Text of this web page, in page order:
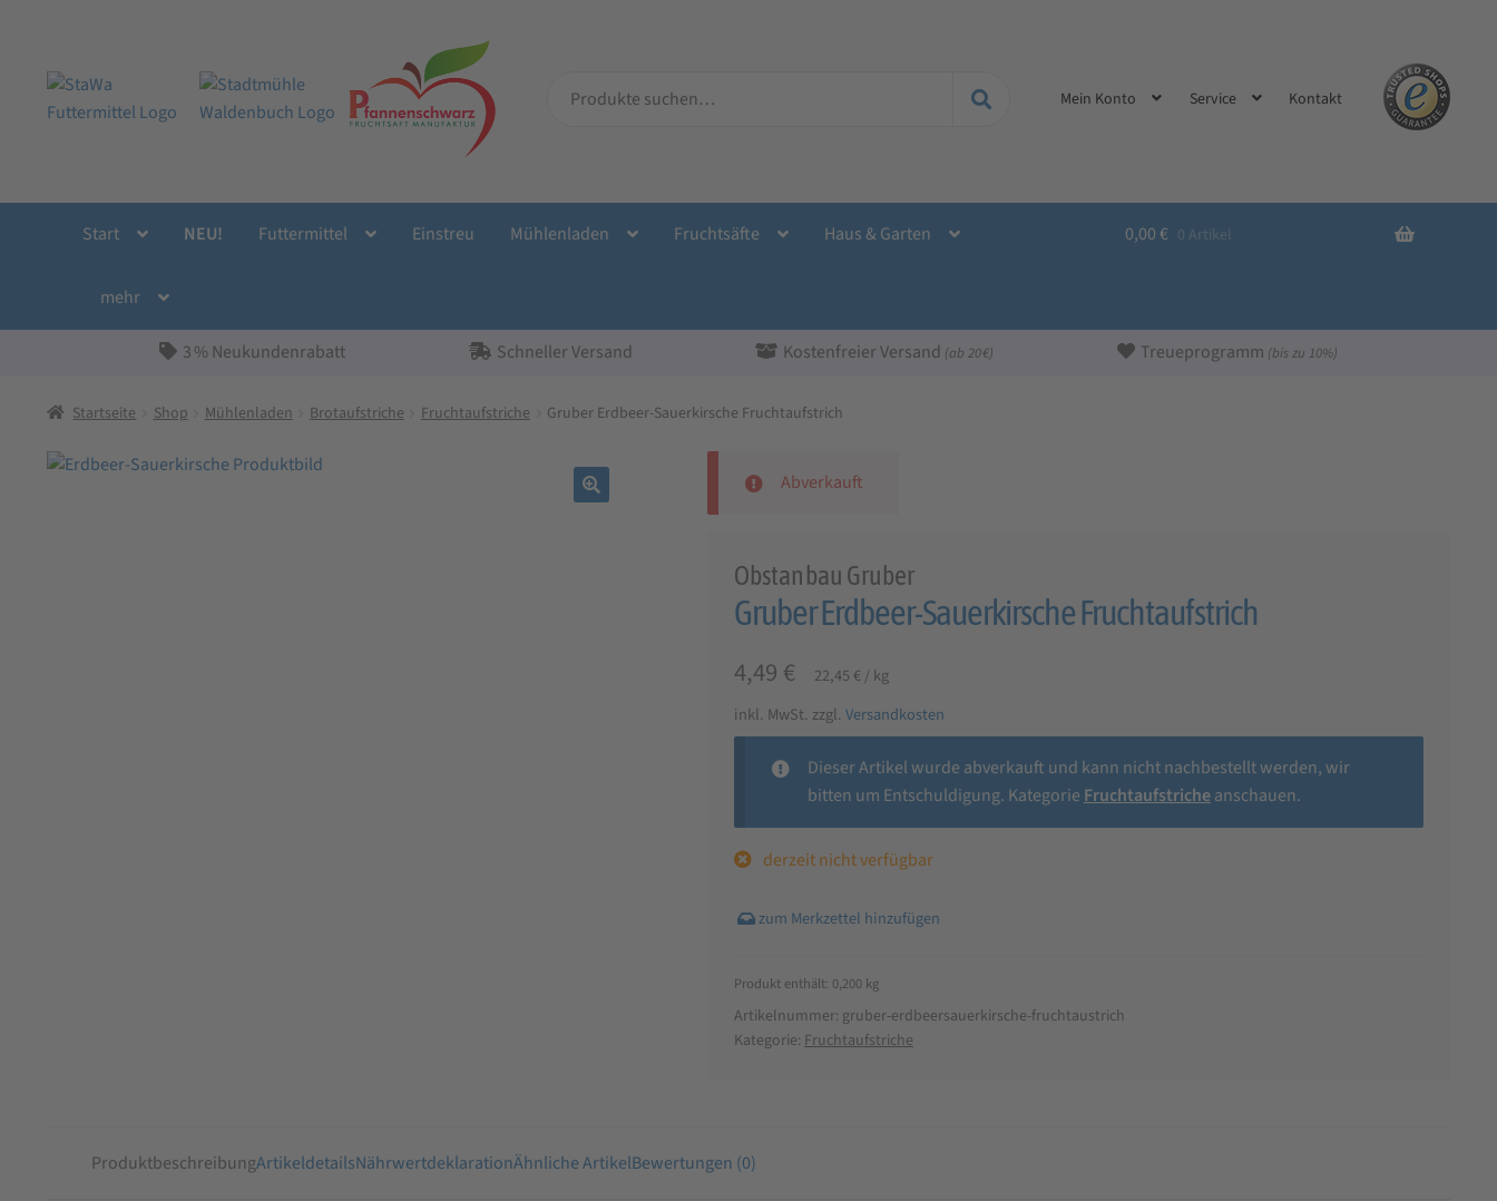
Navigation
springen
Inhalt
springen
nach:
Mein Konto Service Kontakt
Start NEU! Futtermittel Einstreu Mühlenladen Fruchtsäfte Haus & Garten
mehr
0,00 € 0 Artikel
3 % Neukundenrabatt Schneller Versand Kostenfreier Versand (ab 20 €) Treueprogramm (bis zu 10%)
Startseite Shop Mühlenladen Brotaufstriche Fruchtaufstriche Gruber Erdbeer-Sauerkirsche Fruchtaufstrich
Abverkauft
Obstanbau Gruber
Gruber Erdbeer-Sauerkirsche Fruchtaufstrich
4,49 € 22,45 € /kg
inkl. MwSt. zzgl. Versandkosten
Dieser Artikel wurde abverkauft und kann nicht nachbestellt werden, wir
bitten um Entschuldigung. Kategorie Fruchtaufstricheanschauen.
derzeit nicht verfügbar
Produkt enthält: 0,200 kg
Artikelnummer: gruber-erdbeersauerkirsche-fruchtaustrich
Kategorie: Fruchtaufstriche
ProduktbeschreibungArtikeldetailsNährwertdeklarationÄhnliche ArtikelBewertungen (0)